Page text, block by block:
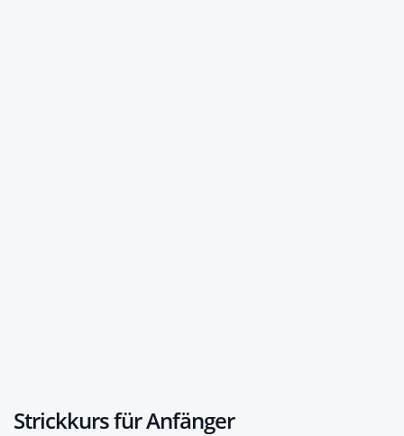
Strickkurs für Anfänger